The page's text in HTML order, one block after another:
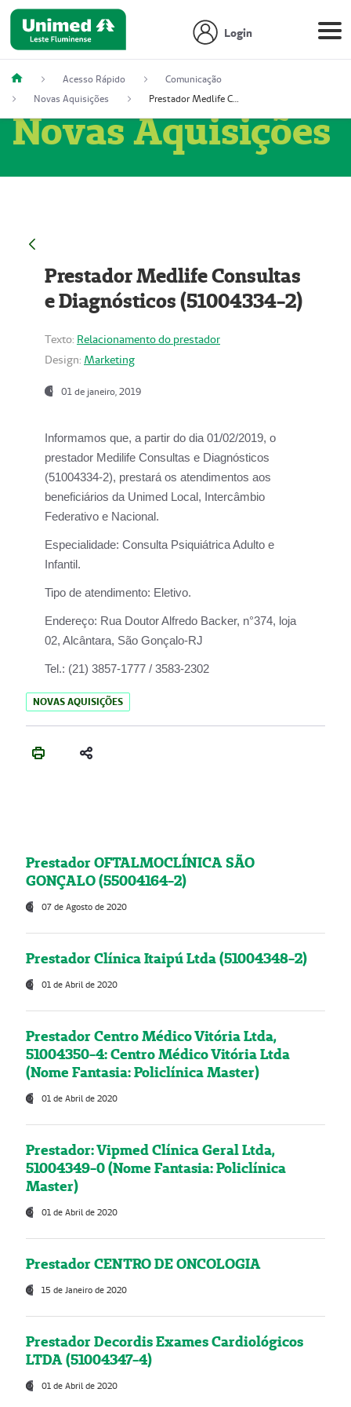
Login
Acesso Rápido
Comunicação
Novas Aquisições
Prestador Medlife Consultas e Diagnósticos (51004334-2)
Novas Aquisições
Prestador Medlife Consultas
e Diagnósticos (51004334-2)
Texto: Relacionamento do prestador
Design: Marketing
01 de janeiro, 2019
Informamos que, a partir do dia 01/02/2019, o
prestador Medilife Consultas e Diagnósticos
(51004334-2), prestará os atendimentos aos
beneficiários da Unimed Local, Intercâmbio
Federativo e Nacional.
Especialidade: Consulta Psiquiátrica Adulto e
Infantil.
Tipo de atendimento: Eletivo.
Endereço: Rua Doutor Alfredo Backer, n°374, loja
02, Alcântara, São Gonçalo-RJ
Tel.: (21) 3857-1777 / 3583-2302
NOVAS AQUISIÇÕES
Prestador OFTALMOCLÍNICA SÃO
GONÇALO (55004164-2)
07 de Agosto de 2020
Prestador Clínica Itaipú Ltda (51004348-2)
01 de Abril de 2020
Prestador Centro Médico Vitória Ltda,
51004350-4: Centro Médico Vitória Ltda
(Nome Fantasia: Policlínica Master)
01 de Abril de 2020
Prestador: Vipmed Clínica Geral Ltda,
51004349-0 (Nome Fantasia: Policlínica
Master)
01 de Abril de 2020
Prestador CENTRO DE ONCOLOGIA
15 de Janeiro de 2020
Prestador Decordis Exames Cardiológicos
LTDA (51004347-4)
01 de Abril de 2020